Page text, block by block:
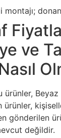
ve
ürünler, Beyaz
ürünler,
gönderilen
değildir.